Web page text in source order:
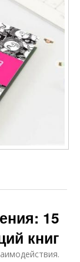
15
книг